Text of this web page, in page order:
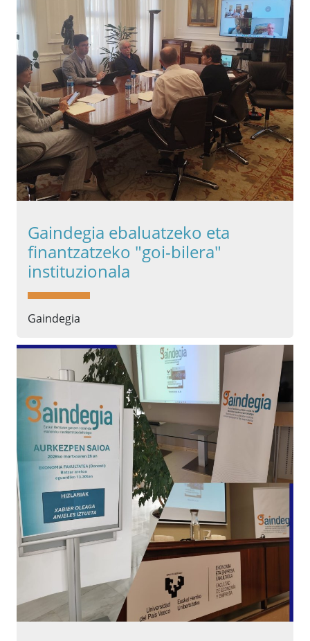
Gaindegia ebaluatzeko eta
finantzatzeko "goi-bilera"
instituzionala
Gaindegia